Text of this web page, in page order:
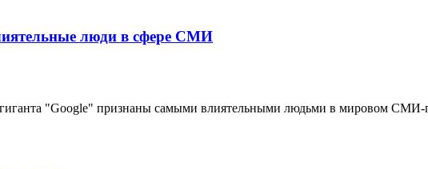
люди в сфере СМИ
"Google" признаны самыми влиятельными людьми в мировом СМИ-